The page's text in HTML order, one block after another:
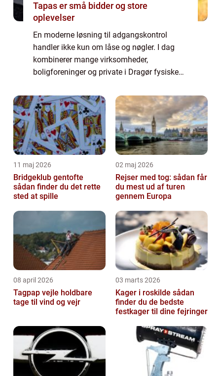
Tapas er små bidder og store
oplevelser
En moderne løsning til adgangskontrol
handler ikke kun om låse og nøgler. I dag
kombinerer mange virksomheder,
boligforeninger og private i Dragør fysiske
giver bedre styring, logning og fleksibilitet.
Når...
11 maj 2026
Bridgeklub gentofte
sådan finder du det rette
sted at spille
02 maj 2026
Rejser med tog: sådan får
du mest ud af turen
gennem Europa
08 april 2026
Tagpap vejle holdbare
tage til vind og vejr
03 marts 2026
Kager i roskilde sådan
finder du de bedste
festkager til dine fejringer